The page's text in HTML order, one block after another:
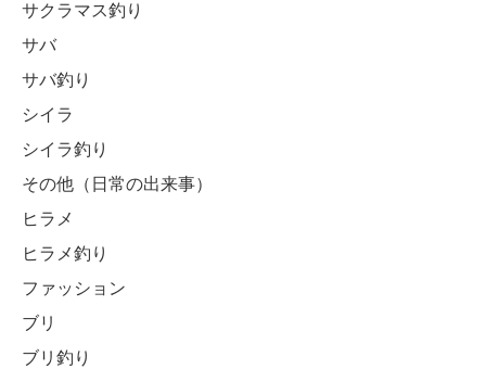
サクラマス釣り
サバ
サバ釣り
シイラ
シイラ釣り
その他（日常の出来事）
ヒラメ
ヒラメ釣り
ファッション
ブリ
ブリ釣り